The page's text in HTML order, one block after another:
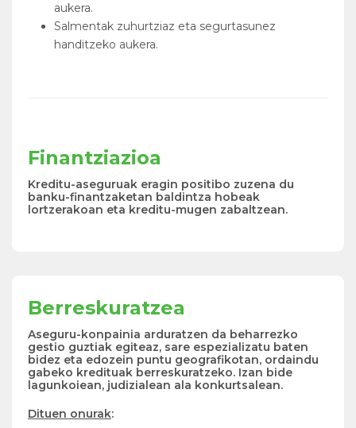
aukera.
Salmentak zuhurtziaz eta segurtasunez
handitzeko aukera.
Finantziazioa
Kreditu-aseguruak eragin positibo zuzena du
banku-finantzaketan baldintza hobeak
lortzerakoan eta kreditu-mugen zabaltzean.
Berreskuratzea
Aseguru-konpainia arduratzen da beharrezko
gestio guztiak egiteaz, sare espezializatu baten
bidez eta edozein puntu geografikotan, ordaindu
gabeko kredituak berreskuratzeko. Izan bide
lagunkoiean, judizialean ala konkurtsalean.
Dituen onurak: